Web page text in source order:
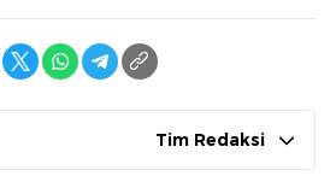
Tim Redaksi